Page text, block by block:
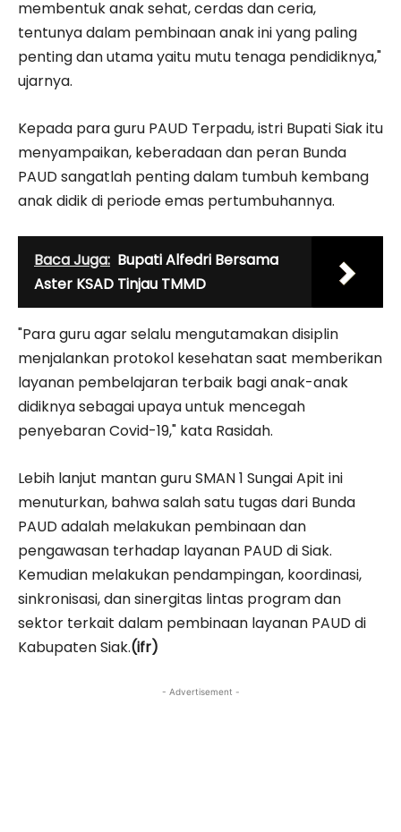
membentuk anak sehat, cerdas dan ceria,
tentunya dalam pembinaan anak ini yang paling
penting dan utama yaitu mutu tenaga pendidiknya,"
ujarnya.
Kepada para guru PAUD Terpadu, istri Bupati Siak itu
menyampaikan, keberadaan dan peran Bunda
PAUD sangatlah penting dalam tumbuh kembang
anak didik di periode emas pertumbuhannya.
Baca Juga: Bupati Alfedri Bersama
Aster KSAD Tinjau TMMD
"Para guru agar selalu mengutamakan disiplin
menjalankan protokol kesehatan saat memberikan
layanan pembelajaran terbaik bagi anak-anak
didiknya sebagai upaya untuk mencegah
penyebaran Covid-19," kata Rasidah.
Lebih lanjut mantan guru SMAN 1 Sungai Apit ini
menuturkan, bahwa salah satu tugas dari Bunda
PAUD adalah melakukan pembinaan dan
pengawasan terhadap layanan PAUD di Siak.
Kemudian melakukan pendampingan, koordinasi,
sinkronisasi, dan sinergitas lintas program dan
sektor terkait dalam pembinaan layanan PAUD di
Kabupaten Siak.(ifr)
- Advertisement -